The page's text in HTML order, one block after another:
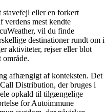
eller en forkert
verdens mest kendte
vil du finde
destinationer rundt om i
aktiviteter, rejser eller blot
område.
afhængigt af konteksten. Det
Distribution, der bruges i
opkald til tilgængelige
for Autoimmune